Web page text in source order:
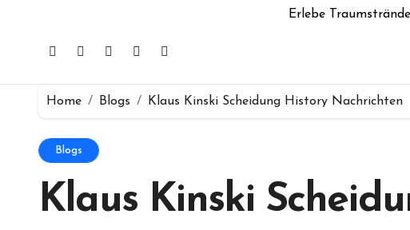
Erlebe
Home Blogs Klaus Kinski Scheidung History Nachrichten
Blogs
Klaus Kinski